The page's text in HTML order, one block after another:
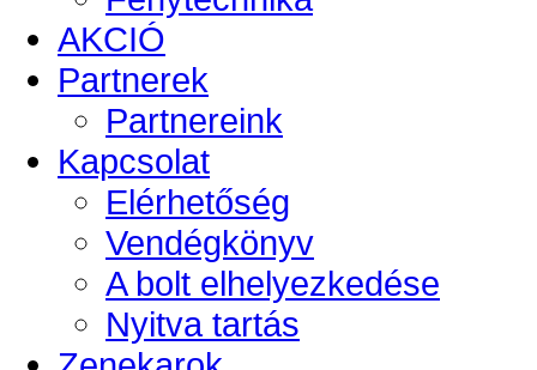
AKCIÓ
Partnerek
Partnereink
Kapcsolat
Elérhetőség
Vendégkönyv
A bolt elhelyezkedése
Nyitva tartás